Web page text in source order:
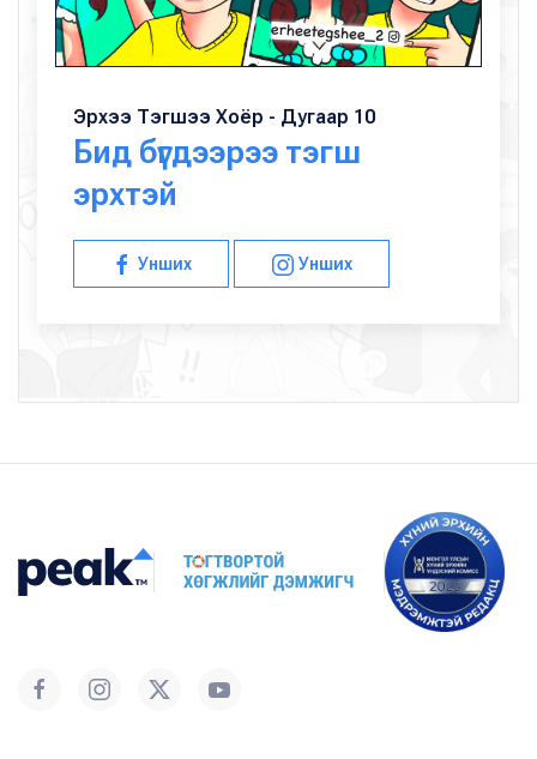
Эрхээ Тэгшээ Хоёр - Дугаар 10
Бид бүгдээрээ тэгш
эрхтэй
Унших Унших